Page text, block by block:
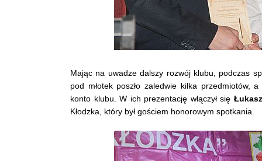
Mając na uwadze dalszy rozwój klubu, podczas
pod młotek poszło zaledwie kilka przedmiotów,
konto klubu. W ich prezentację włączył się
Kłodzka, który był gościem honorowym spotkania.